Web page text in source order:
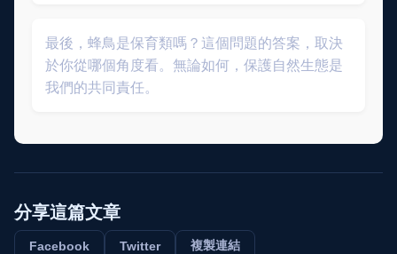
最後，蜂鳥是保育類嗎？這個問題的答案，取決
於你從哪個角度看。無論如何，保護自然生態是
我們的共同責任。
分享這篇文章
Facebook Twitter 複製連結